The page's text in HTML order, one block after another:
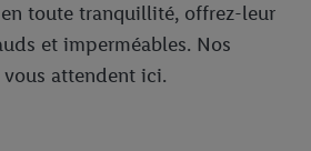
en toute tranquillité, offrez-leur
et imperméables. Nos
attendent ici.